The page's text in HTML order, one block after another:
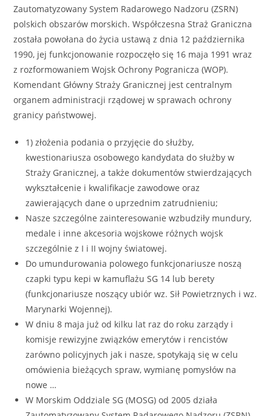
Zautomatyzowany System Radarowego Nadzoru (ZSRN)
polskich obszarów morskich. Współczesna Straż Graniczna
została powołana do życia ustawą z dnia 12 października
1990, jej funkcjonowanie rozpoczęło się 16 maja 1991 wraz
z rozformowaniem Wojsk Ochrony Pogranicza (WOP).
Komendant Główny Straży Granicznej jest centralnym
organem administracji rządowej w sprawach ochrony
granicy państwowej.
1) złożenia podania o przyjęcie do służby,
kwestionariusza osobowego kandydata do służby w
Straży Granicznej, a także dokumentów stwierdzających
wykształcenie i kwalifikacje zawodowe oraz
zawierających dane o uprzednim zatrudnieniu;
Nasze szczególne zainteresowanie wzbudziły mundury,
medale i inne akcesoria wojskowe różnych wojsk
szczególnie z I i II wojny światowej.
Do umundurowania polowego funkcjonariusze noszą
czapki typu kepi w kamuflażu SG 14 lub berety
(funkcjonariusze noszący ubiór wz. Sił Powietrznych i wz.
Marynarki Wojennej).
W dniu 8 maja już od kilku lat raz do roku zarządy i
komisje rewizyjne związków emerytów i rencistów
zarówno policyjnych jak i nasze, spotykają się w celu
omówienia bieżących spraw, wymianę pomysłów na
nowe …
W Morskim Oddziale SG (MOSG) od 2005 działa